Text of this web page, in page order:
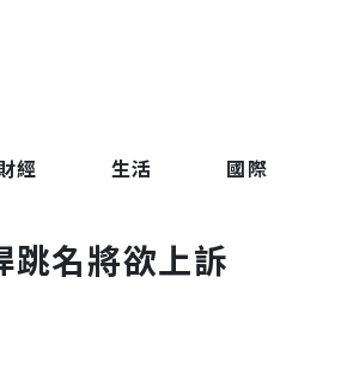
經 生活 國際
跳名將欲上訴